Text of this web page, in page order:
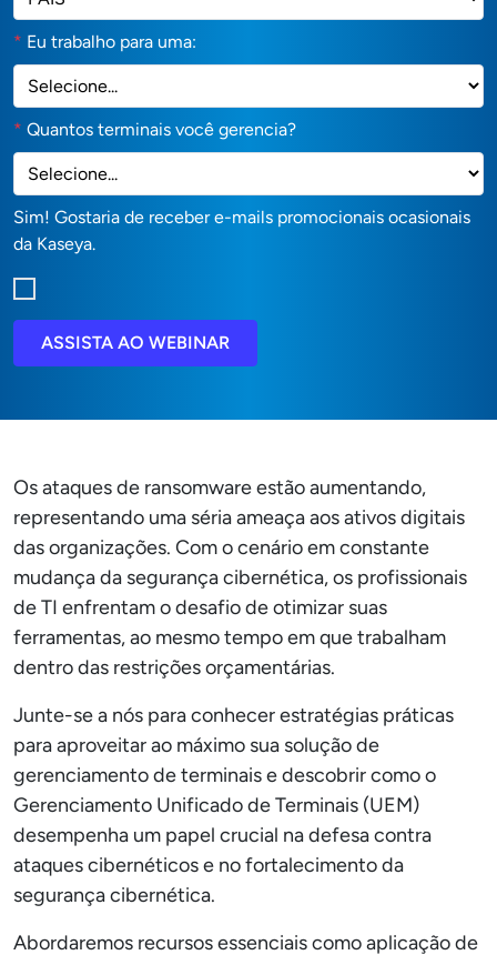
* Eu trabalho para uma:
* Quantos terminais você gerencia?
Sim! Gostaria de receber e-mails promocionais ocasionais
da Kaseya.
ASSISTA AO WEBINAR
Os ataques de ransomware estão aumentando,
representando uma séria ameaça aos ativos digitais
das organizações. Com o cenário em constante
mudança da segurança cibernética, os profissionais
de TI enfrentam o desafio de otimizar suas
ferramentas, ao mesmo tempo em que trabalham
dentro das restrições orçamentárias.
Junte-se a nós para conhecer estratégias práticas
para aproveitar ao máximo sua solução de
gerenciamento de terminais e descobrir como o
Gerenciamento Unificado de Terminais (UEM)
desempenha um papel crucial na defesa contra
ataques cibernéticos e no fortalecimento da
segurança cibernética.
Abordaremos recursos essenciais como aplicação de